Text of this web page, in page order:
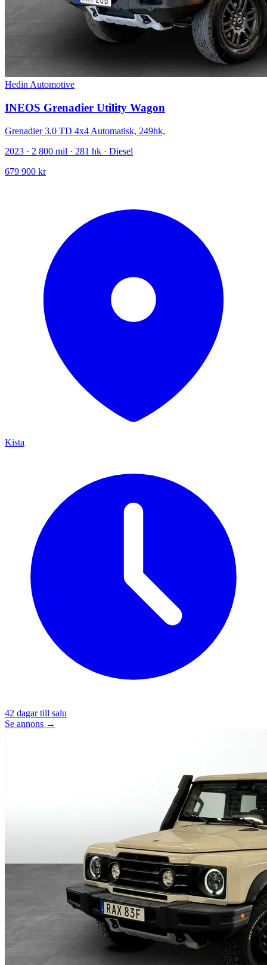
Hedin Automotive
INEOS Grenadier Utility Wagon
Grenadier 3.0 TD 4x4 Automatisk, 249hk,
2023 · 2 800 mil · 281 hk · Diesel
679 900 kr
Kista
42 dagar till salu
Se annons →